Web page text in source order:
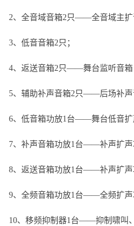
2、全音域音箱2只——全音域主扩
3、低音音箱2只；
4、返送音箱2只——舞台监听音箱
5、辅助补声音箱2只——后场补声
6、低音箱功放1台——舞台低音扩
7、补声音箱功放1台——补声扩声
8、返送音箱功放1台——补声扩声
9、全频音箱功放1台——全频扩声
10、移频抑制器1台——抑制啸叫